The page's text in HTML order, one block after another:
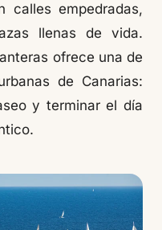
calles empedradas,
llenas de vida.
ofrece una de
de Canarias:
y terminar el día